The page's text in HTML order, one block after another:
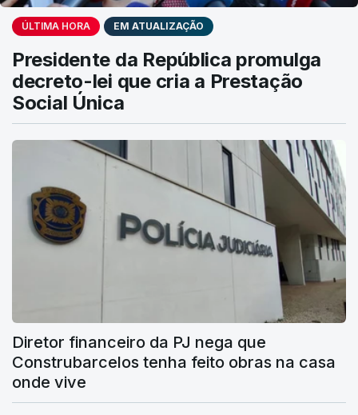
ÚLTIMA HORA EM ATUALIZAÇÃO
Presidente da República promulga
decreto-lei que cria a Prestação
Social Única
Diretor financeiro da PJ nega que
Construbarcelos tenha feito obras na casa
onde vive